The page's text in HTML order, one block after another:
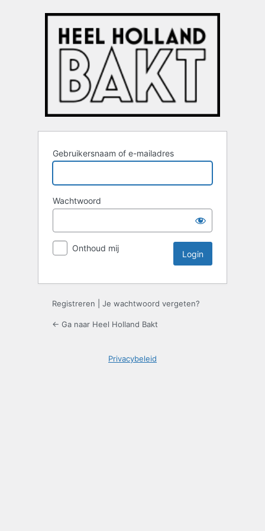
Gebruikersnaam of e-mailadres
Wachtwoord
Onthoud mij
Registreren Je wachtwoord vergeten?
← Ga naar Heel Holland Bakt
Privacybeleid